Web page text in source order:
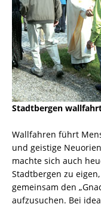
Stadtbergen
Wallfahren führt
und geistige
machte sich auch
Stadtbergen zu
gemeinsam den
aufzusuchen. Bei